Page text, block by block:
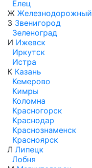
Елец
Ж Железнодорожный
З Звенигород
Зеленоград
И Ижевск
Иркутск
Истра
К Казань
Кемерово
Кимры
Коломна
Красногорск
Краснодар
Краснознаменск
Красноярск
Л Липецк
Лобня